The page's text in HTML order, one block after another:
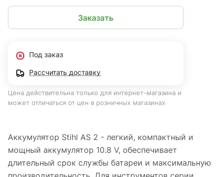
Заказать
Под заказ
Рассчитать доставку
Цена действительна только для интернет-магазина и
может отличаться от цен в розничных магазинах
Аккумулятор Stihl AS 2 - легкий, компактный и
мощный аккумулятор 10.8 V, обеспечивает
длительный срок службы батареи и максимальную